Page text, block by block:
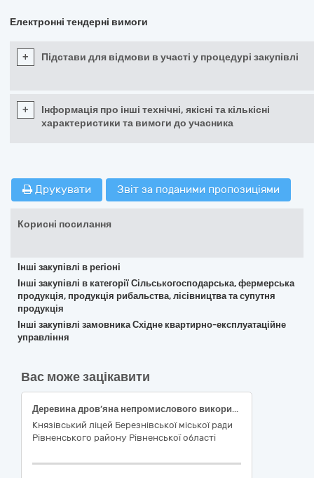
Електронні тендерні вимоги
+ Підстави для відмови в участі у процедурі закупівлі
+
Інформація про інші технічні, якісні та кількісні
характеристики та вимоги до учасника
Друкувати Звіт за поданими пропозиціями
Корисні посилання
Інші закупівлі в регіоні
Інші закупівлі в категорії Сільськогосподарська, фермерська
продукція, продукція рибальства, лісівництва та супутня
продукція
Інші закупівлі замовника Східне квартирно-експлуатаційне
управління
Вас може зацікавити
Деревина дров’яна непромислового використання (2 група: сосна, вільха )
Князівський ліцей Березнівської міської ради
Рівненського району Рівненської області